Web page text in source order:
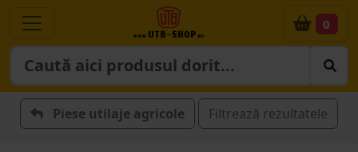
0
Piese utilaje agricole Filtrează rezultatele